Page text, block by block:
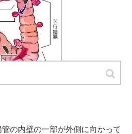
の内壁の一部が外側に向かって